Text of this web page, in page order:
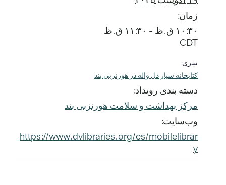
زمان:
۱۰:۳۰ ق.ظ - ۱۱:۳۰ ق.ظ
CDT
سری:
کتابخانه سیار دل واله در هورنزبی بند
دسته بندی رویداد:
مرکز بهداشت و سلامت هورنزبی بند
وب‌سایت:
https://www.dvlibraries.org/es/mobilelibrar
y